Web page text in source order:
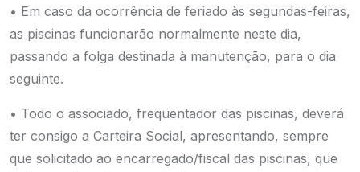
• Em caso da ocorrência de feriado às segundas-feiras,
as piscinas funcionarão normalmente neste dia,
passando a folga destinada à manutenção, para o dia
seguinte.
• Todo o associado, frequentador das piscinas, deverá
ter consigo a Carteira Social, apresentando, sempre
que solicitado ao encarregado/fiscal das piscinas, que